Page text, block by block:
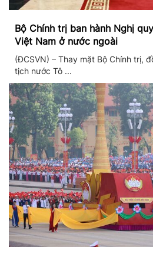
Bộ Chính trị ban hành Nghị
Việt Nam ở nước ngoài
(ĐCSVN) – Thay mặt Bộ Chính trị,
tịch nước Tô ...